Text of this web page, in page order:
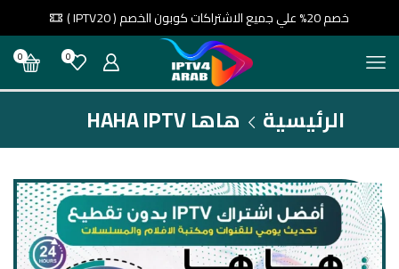
خصم 20% علي جميع الاشتراكات كوبون الخصم ( IPTV20 )
0
0
الرئيسية هاها HAHA IPTV